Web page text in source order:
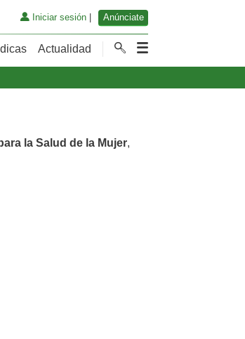
Iniciar sesión| Anúnciate
Actualidad
la Salud de la Mujer,